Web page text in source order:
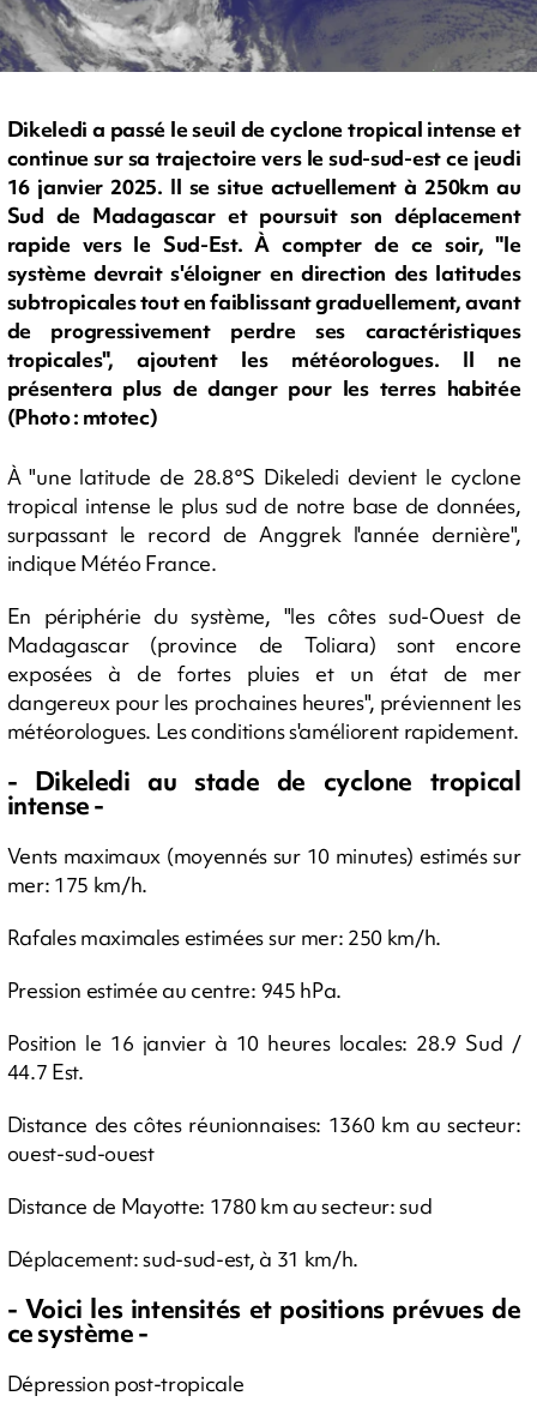
Dikeledi a passé le seuil de cyclone tropical intense et
continue sur sa trajectoire vers le sud-sud-est ce jeudi
16 janvier 2025. Il se situe actuellement à 250km au
Sud de Madagascar et poursuit son déplacement
rapide vers le Sud-Est. À compter de ce soir, "le
système devrait s'éloigner en direction des latitudes
subtropicales tout en faiblissant graduellement, avant
de progressivement perdre ses caractéristiques
tropicales", ajoutent les météorologues. Il ne
présentera plus de danger pour les terres habitée
(Photo : mtotec)
À "une latitude de 28.8°S Dikeledi devient le cyclone
tropical intense le plus sud de notre base de données,
surpassant le record de Anggrek l'année dernière",
indique Météo France.
En périphérie du système, "les côtes sud-Ouest de
Madagascar (province de Toliara) sont encore
exposées à de fortes pluies et un état de mer
dangereux pour les prochaines heures", préviennent les
météorologues. Les conditions s'améliorent rapidement.
- Dikeledi au stade de cyclone tropical
intense -
Vents maximaux (moyennés sur 10 minutes) estimés sur
mer: 175 km/h.
Rafales maximales estimées sur mer: 250 km/h.
Pression estimée au centre: 945 hPa.
Position le 16 janvier à 10 heures locales: 28.9 Sud /
44.7 Est.
Distance des côtes réunionnaises: 1360 km au secteur:
ouest-sud-ouest
Distance de Mayotte: 1780 km au secteur: sud
Déplacement: sud-sud-est, à 31 km/h.
- Voici les intensités et positions prévues de
ce système -
Dépression post-tropicale